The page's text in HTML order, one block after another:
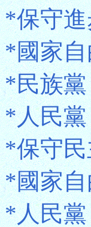
*保守進
*國家自
*民族黨
*人民黨
*保守民
*國家自
*人民黨